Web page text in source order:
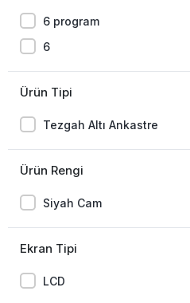
6 program
6
Ürün Tipi
Tezgah Altı Ankastre
Ürün Rengi
Siyah Cam
Ekran Tipi
LCD